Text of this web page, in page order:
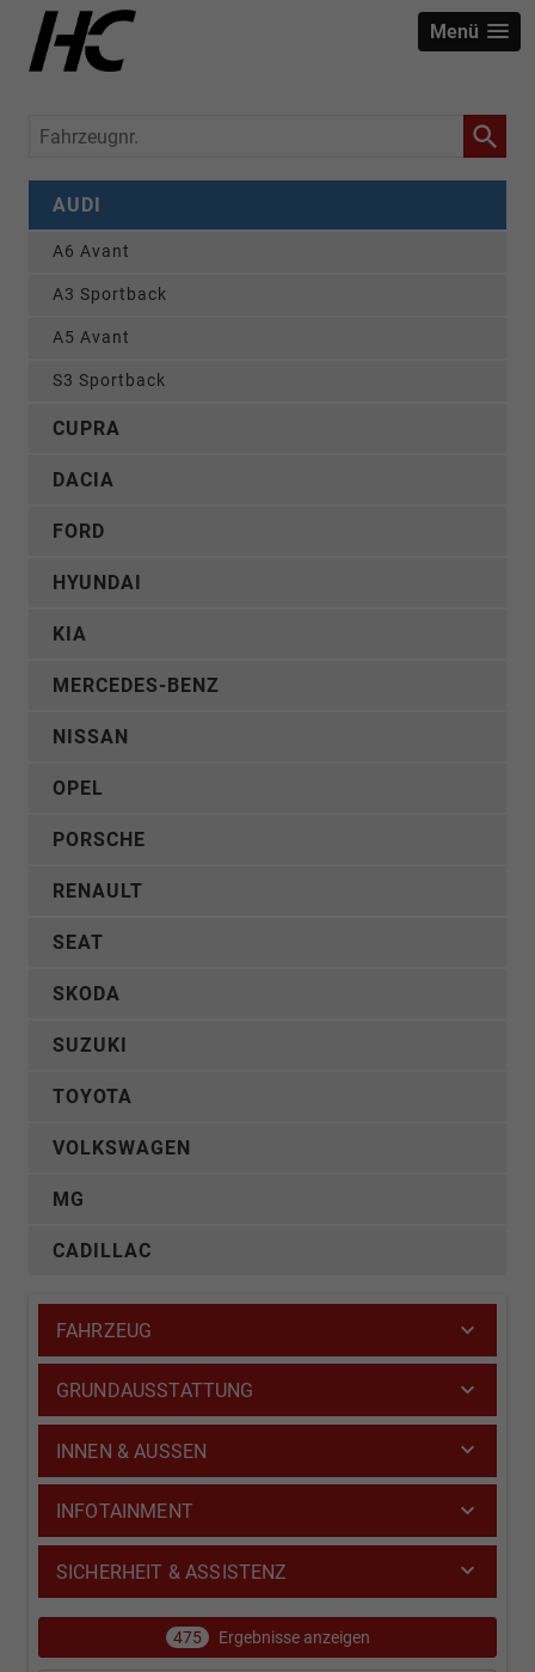
Menü
Fahrzeugnr.
AUDI
A6 Avant
A3 Sportback
A5 Avant
S3 Sportback
CUPRA
DACIA
FORD
HYUNDAI
KIA
MERCEDES-BENZ
NISSAN
OPEL
PORSCHE
RENAULT
SEAT
SKODA
SUZUKI
TOYOTA
VOLKSWAGEN
MG
CADILLAC
FAHRZEUG
GRUNDAUSSTATTUNG
INNEN & AUSSEN
INFOTAINMENT
SICHERHEIT & ASSISTENZ
475 Ergebnisse anzeigen